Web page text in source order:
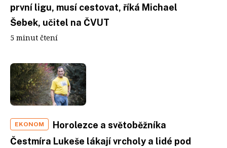
první ligu, musí cestovat, říká Michael
Šebek, učitel na ČVUT
5 minut čtení
EKONOM
Horolezce a světoběžníka
Čestmíra Lukeše lákají vrcholy a lidé pod